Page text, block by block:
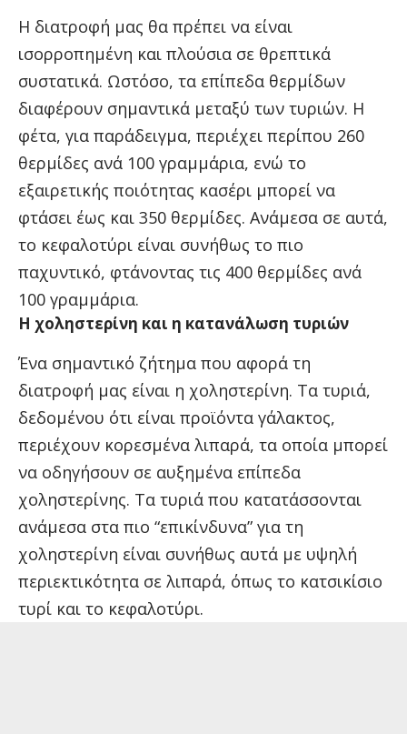
Η διατροφή μας θα πρέπει να είναι
ισορροπημένη και πλούσια σε θρεπτικά
συστατικά. Ωστόσο, τα επίπεδα θερμίδων
διαφέρουν σημαντικά μεταξύ των τυριών. Η
φέτα, για παράδειγμα, περιέχει περίπου 260
θερμίδες ανά 100 γραμμάρια, ενώ το
εξαιρετικής ποιότητας κασέρι μπορεί να
φτάσει έως και 350 θερμίδες. Ανάμεσα σε αυτά,
το κεφαλοτύρι είναι συνήθως το πιο
παχυντικό, φτάνοντας τις 400 θερμίδες ανά
100 γραμμάρια.
Η χοληστερίνη και η κατανάλωση τυριών
Ένα σημαντικό ζήτημα που αφορά τη
διατροφή μας είναι η χοληστερίνη. Τα τυριά,
δεδομένου ότι είναι προϊόντα γάλακτος,
περιέχουν κορεσμένα λιπαρά, τα οποία μπορεί
να οδηγήσουν σε αυξημένα επίπεδα
χοληστερίνης. Τα τυριά που κατατάσσονται
ανάμεσα στα πιο “επικίνδυνα” για τη
χοληστερίνη είναι συνήθως αυτά με υψηλή
περιεκτικότητα σε λιπαρά, όπως το κατσικίσιο
τυρί και το κεφαλοτύρι.